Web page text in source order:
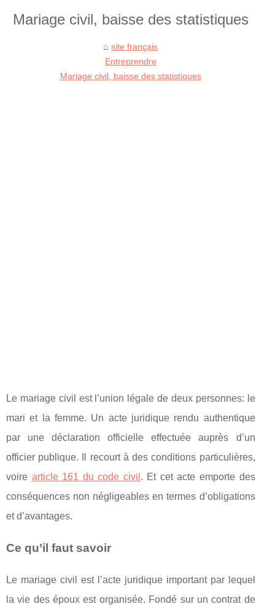
Mariage civil, baisse des statistiques
site français
Entreprendre
Mariage civil, baisse des statistiques
Le mariage civil est l’union légale de deux personnes: le
mari et la femme. Un acte juridique rendu authentique
par une déclaration officielle effectuée auprès d’un
officier publique. Il recourt à des conditions particulières,
voire article 161 du code civil . Et cet acte emporte des
conséquences non négligeables en termes d’obligations
et d’avantages.
Ce qu’il faut savoir
Le mariage civil est l’acte juridique important par lequel
la vie des époux est organisée. Fondé sur un contrat de